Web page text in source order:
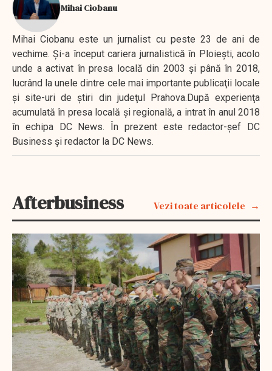
Mihai Ciobanu
Mihai Ciobanu este un jurnalist cu peste 23 de ani de
vechime. Şi-a început cariera jurnalistică în Ploieşti, acolo
unde a activat în presa locală din 2003 şi până în 2018,
lucrând la unele dintre cele mai importante publicaţii locale
şi site-uri de ştiri din judeţul Prahova.După experienţa
acumulată în presa locală şi regională, a intrat în anul 2018
în echipa DC News. În prezent este redactor-şef DC
Business şi redactor la DC News.
Afterbusiness Vezi toate articolele